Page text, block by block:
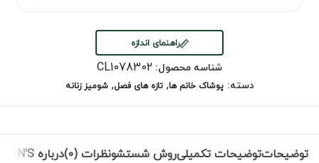
راهنمای اندازه
شناسه محصول: CL1078302
دسته: پوشاک خانم ها, تازه های فصل, شومیز زنانه
توضیحاتتوضیحات تکمیلیروش شستشونظرات (0) درباره COLIN'S